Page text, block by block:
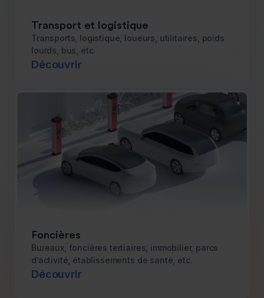
Transport et logistique
Transports, logistique, loueurs, utilitaires, poids
lourds, bus, etc.
Découvrir
Foncières
Bureaux, foncières tertiaires, immobilier, parcs
d’activité, établissements de santé, etc.
Découvrir